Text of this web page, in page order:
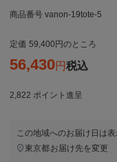
商品番号 vanon-19tote-5
定価 59,400 のところ
56,430 税込
2,822 ポイント進呈
この地域へのお届け日は
東京都お届け先を変更